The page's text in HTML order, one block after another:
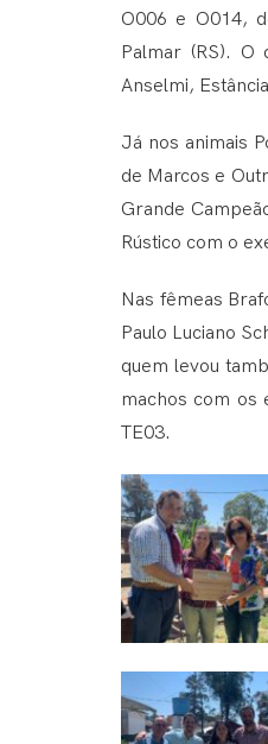
O006 e O014,
Palmar (RS). O
Anselmi,
Já nos animais
de Marcos e
Grande
Rústico com o
Nas fêmeas
Paulo Luciano
quem levou
machos com os
TE03.